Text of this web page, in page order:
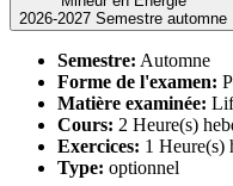
2026-2027 Semestre automne
Semestre: Automne
Forme de l'examen:
Matière examinée:
Cours: 2 Heure(s)
Exercices: 1 Heure(s)
Type: optionnel